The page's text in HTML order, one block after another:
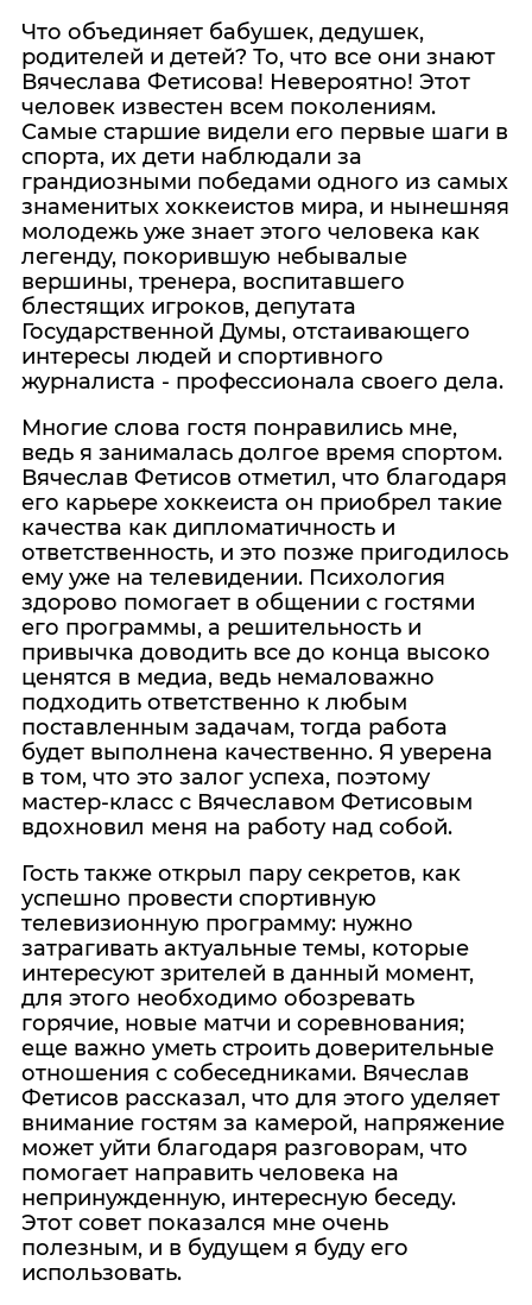
Что объединяет бабушек, дедушек,
родителей и детей? То, что все они знают
Вячеслава Фетисова! Невероятно! Этот
человек известен всем поколениям.
Самые старшие видели его первые шаги в
спорта, их дети наблюдали за
грандиозными победами одного из самых
знаменитых хоккеистов мира, и нынешняя
молодежь уже знает этого человека как
легенду, покорившую небывалые
вершины, тренера, воспитавшего
блестящих игроков, депутата
Государственной Думы, отстаивающего
интересы людей и спортивного
журналиста - профессионала своего дела.
Многие слова гостя понравились мне,
ведь я занималась долгое время спортом.
Вячеслав Фетисов отметил, что благодаря
его карьере хоккеиста он приобрел такие
качества как дипломатичность и
ответственность, и это позже пригодилось
ему уже на телевидении. Психология
здорово помогает в общении с гостями
его программы, а решительность и
привычка доводить все до конца высоко
ценятся в медиа, ведь немаловажно
подходить ответственно к любым
поставленным задачам, тогда работа
будет выполнена качественно. Я уверена
в том, что это залог успеха, поэтому
мастер-класс с Вячеславом Фетисовым
вдохновил меня на работу над собой.
Гость также открыл пару секретов, как
успешно провести спортивную
телевизионную программу: нужно
затрагивать актуальные темы, которые
интересуют зрителей в данный момент,
для этого необходимо обозревать
горячие, новые матчи и соревнования;
еще важно уметь строить доверительные
отношения с собеседниками. Вячеслав
Фетисов рассказал, что для этого уделяет
внимание гостям за камерой, напряжение
может уйти благодаря разговорам, что
помогает направить человека на
непринужденную, интересную беседу.
Этот совет показался мне очень
полезным, и в будущем я буду его
использовать.